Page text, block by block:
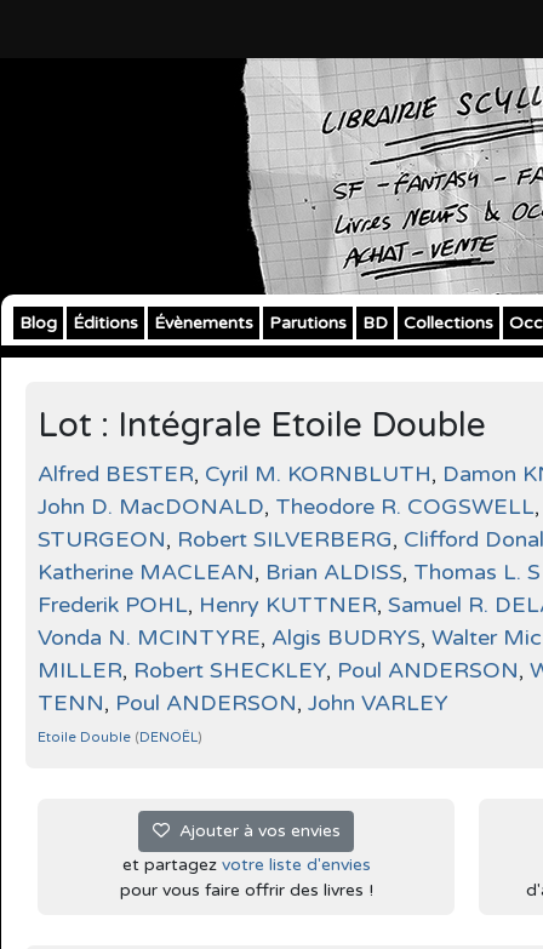
Blog Éditions Évènements Parutions BD Collections
Lot : Intégrale Etoile Double
Alfred BESTER, Cyril M. KORNBLUTH, Damon
John D. MacDONALD, Theodore R. COGSWELL
STURGEON, Robert SILVERBERG, Clifford
Katherine MACLEAN, Brian ALDISS, Thomas L.
Frederik POHL, Henry KUTTNER, Samuel R.
Vonda N. MCINTYRE, Algis BUDRYS, Walter
MILLER, Robert SHECKLEY, Poul ANDERSON,
TENN, Poul ANDERSON, John VARLEY
Etoile Double (DENOËL)
Ajouter à vos envies
et partagez votre liste d'envies
pour vous faire offrir des livres !